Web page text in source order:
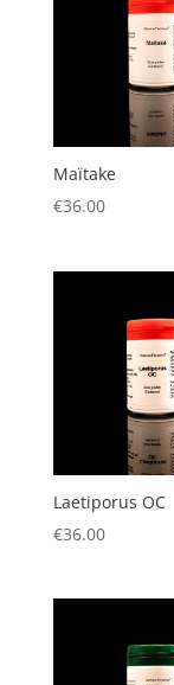
Maïtake
€36.00
Laetiporus OC
€36.00